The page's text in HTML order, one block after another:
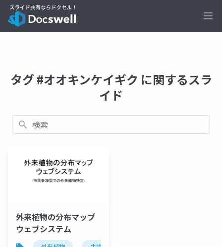
タグ #オオキンケイギク に関するスラ
イド
検索
外来植物の分布マップ
ウェブシステム